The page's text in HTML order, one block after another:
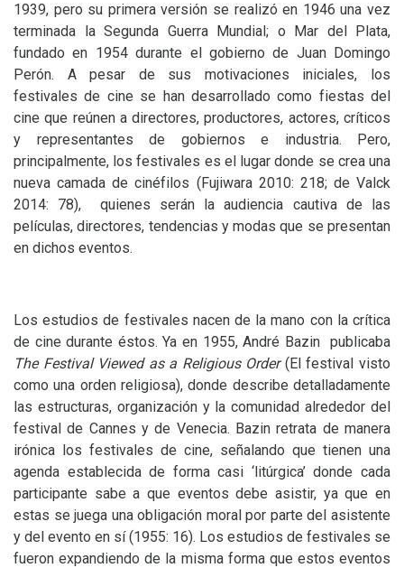
1939, pero su primera versión se realizó en 1946 una vez
terminada la Segunda Guerra Mundial; o Mar del Plata,
fundado en 1954 durante el gobierno de Juan Domingo
Perón. A pesar de sus motivaciones iniciales, los
festivales de cine se han desarrollado como fiestas del
cine que reúnen a directores, productores, actores, críticos
y representantes de gobiernos e industria. Pero,
principalmente, los festivales es el lugar donde se crea una
nueva camada de cinéfilos (Fujiwara 2010: 218; de Valck
2014: 78), quienes serán la audiencia cautiva de las
películas, directores, tendencias y modas que se presentan
en dichos eventos.
Los estudios de festivales nacen de la mano con la crítica
de cine durante éstos. Ya en 1955, André Bazin publicaba
The Festival Viewed as a Religious Order(El festival visto
como una orden religiosa), donde describe detalladamente
las estructuras, organización y la comunidad alrededor del
festival de Cannes y de Venecia. Bazin retrata de manera
irónica los festivales de cine, señalando que tienen una
agenda establecida de forma casi ‘litúrgica’ donde cada
participante sabe a que eventos debe asistir, ya que en
estas se juega una obligación moral por parte del asistente
y del evento en sí (1955: 16). Los estudios de festivales se
fueron expandiendo de la misma forma que estos eventos